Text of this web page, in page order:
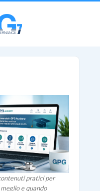
pratici per
e quando